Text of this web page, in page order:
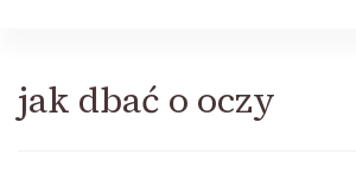
jak dbać o oczy